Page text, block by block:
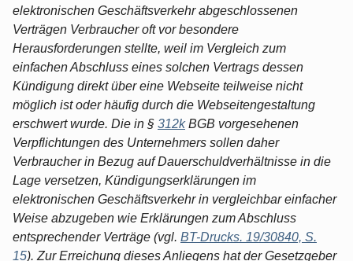
elektronischen Geschäftsverkehr abgeschlossenen
Verträgen Verbraucher oft vor besondere
Herausforderungen stellte, weil im Vergleich zum
einfachen Abschluss eines solchen Vertrags dessen
Kündigung direkt über eine Webseite teilweise nicht
möglich ist oder häufig durch die Webseitengestaltung
erschwert wurde. Die in § 312kBGB vorgesehenen
Verpflichtungen des Unternehmers sollen daher
Verbraucher in Bezug auf Dauerschuldverhältnisse in die
Lage versetzen, Kündigungserklärungen im
elektronischen Geschäftsverkehr in vergleichbar einfacher
Weise abzugeben wie Erklärungen zum Abschluss
entsprechender Verträge (vgl. BT-Drucks. 19/30840, S.
15). Zur Erreichung dieses Anliegens hat der Gesetzgeber